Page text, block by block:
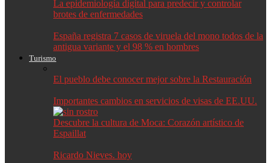
La epidemiología digital para predecir y controlar
brotes de enfermedades
España registra 7 casos de viruela del mono todos de la
antigua variante y el 98 % en hombres
Turismo
El pueblo debe conocer mejor sobre la Restauración
Importantes cambios en servicios de visas de EE.UU.
Descubre la cultura de Moca: Corazón artístico de
Espaillat
Ricardo Nieves. hoy